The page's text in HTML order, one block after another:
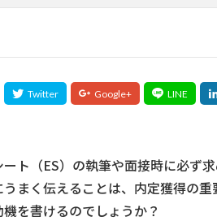
ト（ES）の執筆や面接時に必ず
うまく伝えることは、内定獲得の
を書けるのでしょうか？